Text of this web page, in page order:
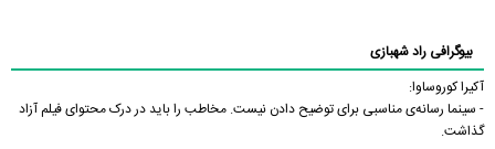
بیوگرافی راد شهبازی
آکیرا کوروساوا:
- سینما رسانه‌ی مناسبی برای توضیح دادن نیست. مخاطب را باید در درک محتوای فیلم آزاد
گذاشت.